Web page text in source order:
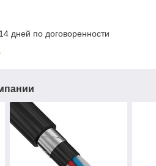
дней по договоренности